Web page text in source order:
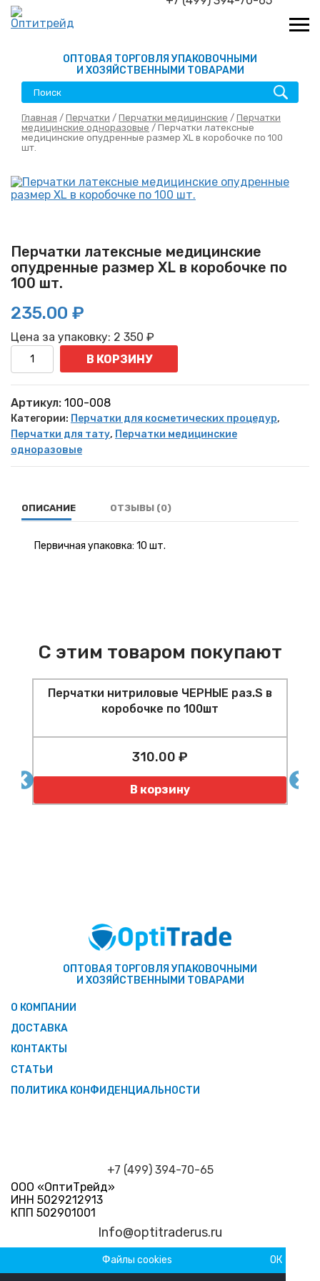
ОПТОВАЯ ТОРГОВЛЯ УПАКОВОЧНЫМИ
И ХОЗЯЙСТВЕННЫМИ ТОВАРАМИ
Главная / Перчатки / Перчатки медицинские / Перчатки
медицинские одноразовые / Перчатки латексные
медицинские опудренные размер XL в коробочке по 100
шт.
Перчатки латексные медицинские
опудренные размер XL в коробочке по
100 шт.
235.00 ₽
Цена за упаковку: 2 350 ₽
Количество
В КОРЗИНУ
Артикул: 100-008
Категории: Перчатки для косметических процедур,
Перчатки для тату, Перчатки медицинские
одноразовые
ОПИСАНИЕ ОТЗЫВЫ (0)
Первичная упаковка: 10 шт.
С этим товаром покупают
Перчатки нитриловые ЧЕРНЫЕ раз.S в
коробочке по 100шт
310.00 ₽
Количество
В корзину
Файлы cookies ОК
ОПТОВАЯ ТОРГОВЛЯ УПАКОВОЧНЫМИ
И ХОЗЯЙСТВЕННЫМИ ТОВАРАМИ
О КОМПАНИИ
ДОСТАВКА
КОНТАКТЫ
СТАТЬИ
ПОЛИТИКА КОНФИДЕНЦИАЛЬНОСТИ
+7 (499) 394-70-65
ООО «ОптиТрейд»
ИНН 5029212913
КПП 502901001
Info@optitraderus.ru
График работы